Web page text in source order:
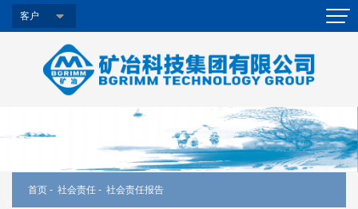
客户
首页 - 社会责任 - 社会责任报告